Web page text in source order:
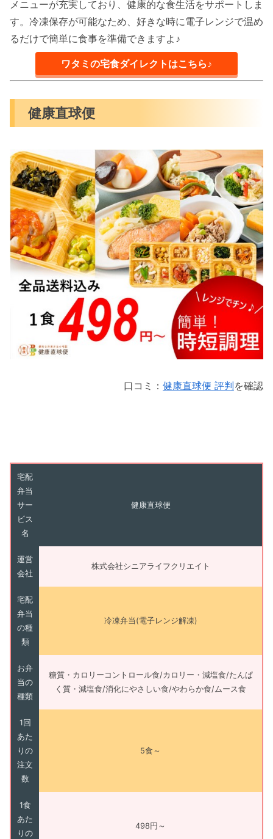
メニューが充実しており、健康的な食生活をサポートしま
す。冷凍保存が可能なため、好きな時に電子レンジで温め
るだけで簡単に食事を準備できますよ♪
ワタミの宅食ダイレクトはこちら♪
健康直球便
口コミ： 健康直球便 評判を確認
宅配
弁当
サー
ビス
名
健康直球便
運営
会社
株式会社シニアライフクリエイト
宅配
弁当
の種
類
冷凍弁当(電子レンジ解凍)
お弁
当の
種類
糖質・カロリーコントロール食/カロリー・減塩食/たんぱ
く質・減塩食/消化にやさしい食/やわらか食/ムース食
1回
あた
りの
注文
数
5食～
1食
あた
りの
498円～